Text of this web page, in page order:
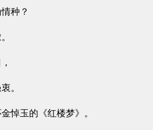
种？
。
悼玉的《红楼梦》。